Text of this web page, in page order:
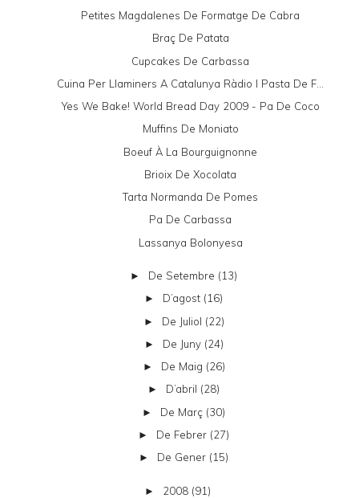
Petites Magdalenes De Formatge De Cabra
Braç De Patata
Cupcakes De Carbassa
Cuina Per Llaminers A Catalunya Ràdio I Pasta De F...
Yes We Bake! World Bread Day 2009 - Pa De Coco
Muffins De Moniato
Boeuf À La Bourguignonne
Brioix De Xocolata
Tarta Normanda De Pomes
Pa De Carbassa
Lassanya Bolonyesa
► De Setembre (13)
► D’agost (16)
► De Juliol (22)
► De Juny (24)
► De Maig (26)
► D’abril (28)
► De Març (30)
► De Febrer (27)
► De Gener (15)
► 2008 (91)